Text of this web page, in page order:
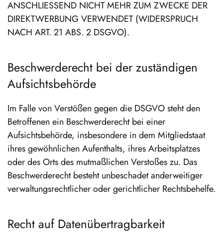
ANSCHLIESSEND NICHT MEHR ZUM ZWECKE DER
DIREKTWERBUNG VERWENDET (WIDERSPRUCH
NACH ART. 21 ABS. 2 DSGVO).
Beschwerde­recht bei der zuständigen
Aufsichts­behörde
Im Falle von Verstößen gegen die DSGVO steht den
Betroffenen ein Beschwerderecht bei einer
Aufsichtsbehörde, insbesondere in dem Mitgliedstaat
ihres gewöhnlichen Aufenthalts, ihres Arbeitsplatzes
oder des Orts des mutmaßlichen Verstoßes zu. Das
Beschwerderecht besteht unbeschadet anderweitiger
verwaltungsrechtlicher oder gerichtlicher Rechtsbehelfe.
Recht auf Daten­übertrag­barkeit